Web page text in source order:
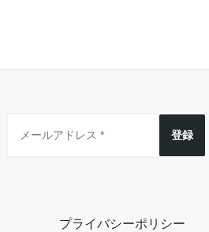
登録
プライバシーポリシー